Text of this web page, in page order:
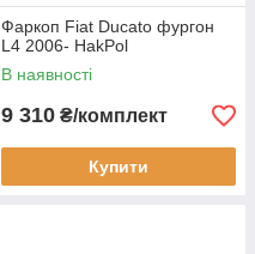
Фаркоп Fiat Ducato фургон
L4 2006- HakPol
В наявності
9 310 ₴/комплект
Купити